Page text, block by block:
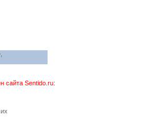
сайта Sentido.ru: